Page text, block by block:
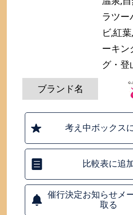
ラツー
ビ,紅
ーキン
グ・登
ブランド名
考え中ボックス
比較表に追
催行決定お知らせメ
取る